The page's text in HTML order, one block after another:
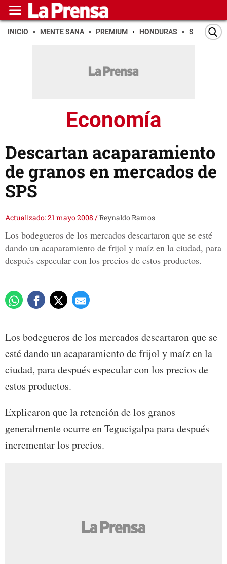
INICIO MENTE SANA PREMIUM HONDURAS SAN PEDRO
Economía
Descartan acaparamiento
de granos en mercados de
SPS
Actualizado: 21 mayo 2008 /Reynaldo Ramos
Los bodegueros de los mercados descartaron que se esté
dando un acaparamiento de frijol y maíz en la ciudad, para
después especular con los precios de estos productos.
Los bodegueros de los mercados descartaron que se
esté dando un acaparamiento de frijol y maíz en la
ciudad, para después especular con los precios de
estos productos.
Explicaron que la retención de los granos
generalmente ocurre en Tegucigalpa para después
incrementar los precios.